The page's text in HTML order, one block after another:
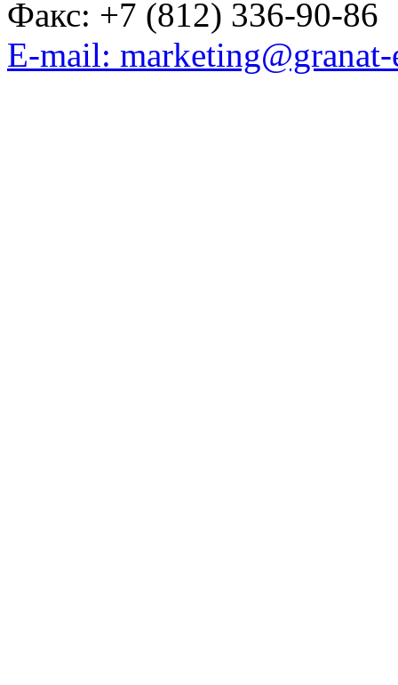
Факс: +7 (812) 336-90-86
E-mail: